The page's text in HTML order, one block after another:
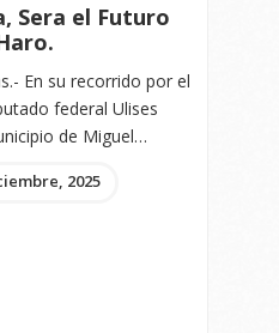
Sera el Futuro
En su recorrido por el
federal Ulises
de Miguel…
2025